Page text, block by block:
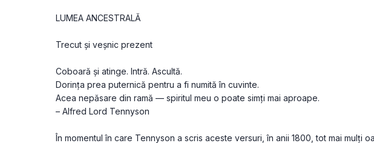
LUMEA ANCESTRALĂ
Trecut și veșnic prezent
Coboară și atinge. Intră. Ascultă.
Dorința prea puternică pentru a fi numită în cuvinte.
Acea nepăsare din ramă — spiritul meu o poate simți mai aproape.
– Alfred Lord Tennyson
În momentul în care Tennyson a scris aceste versuri, în anii 1800, tot mai mulți